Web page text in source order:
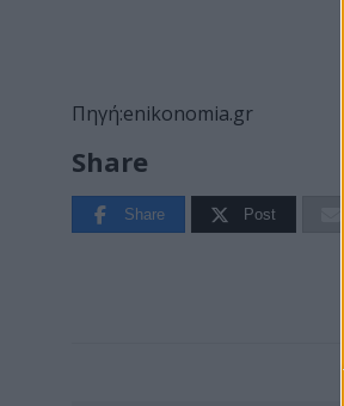
Πηγή:enikonomia.gr
Share
Share Post